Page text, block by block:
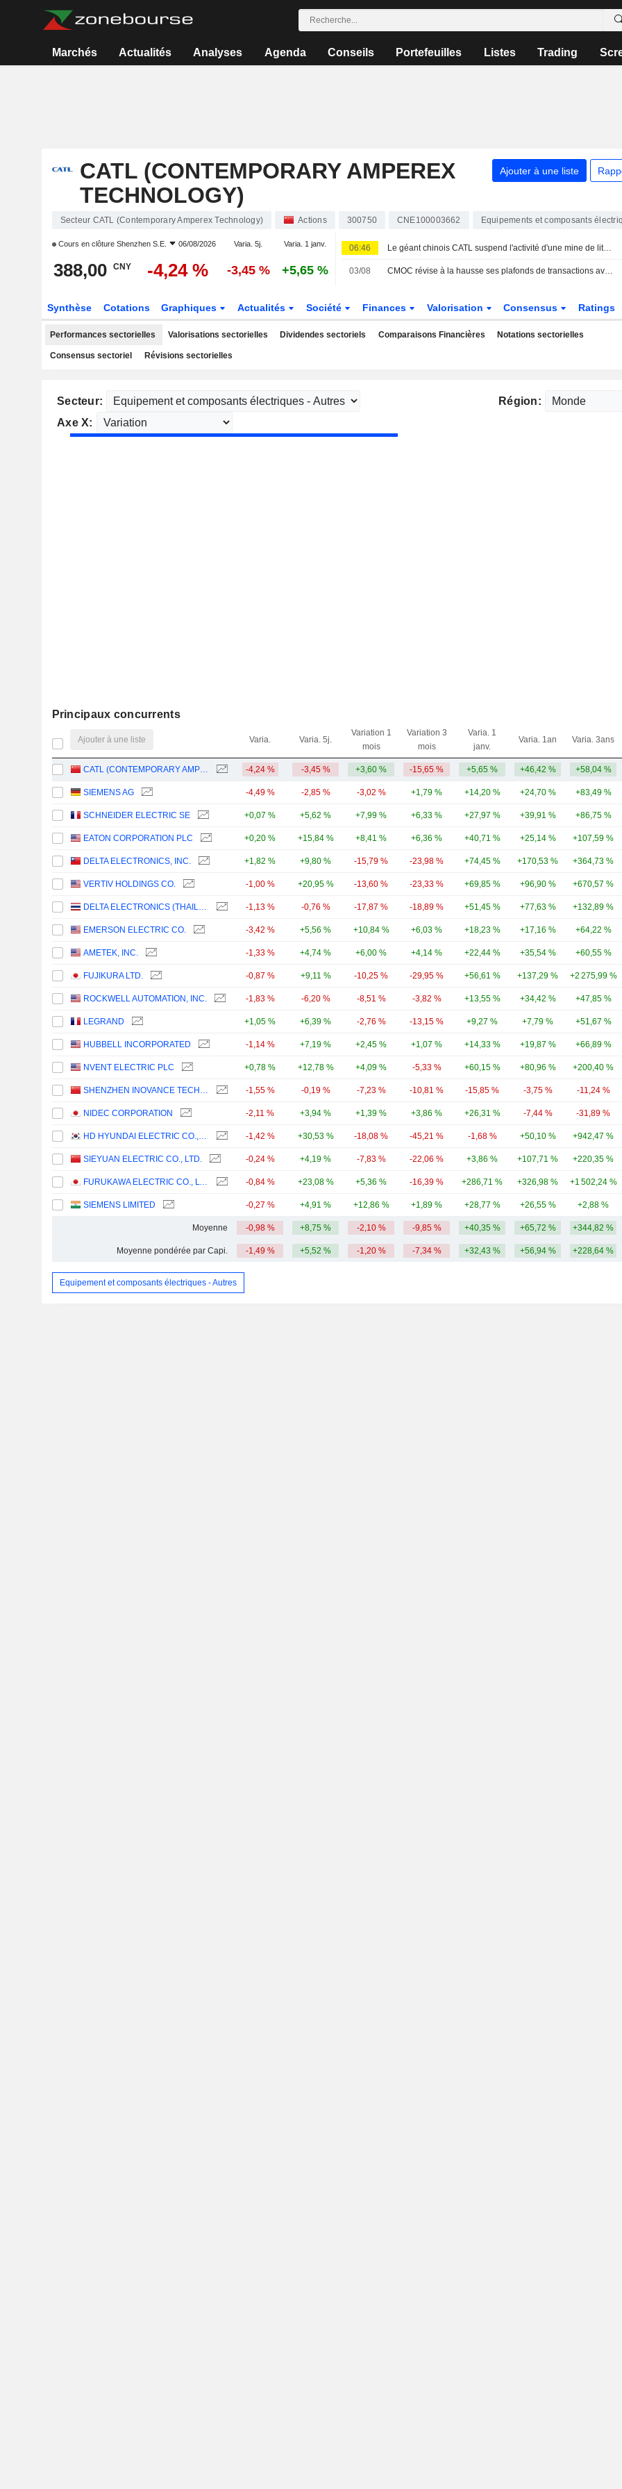
Marchés Actualités Analyses Agenda Conseils Portefeuilles Listes Trading
CATL (CONTEMPORARY AMPEREX
TECHNOLOGY)
Ajouter à une liste
Secteur CATL (Contemporary Amperex Technology) Actions 300750 CNE100003662 Equipements et composants
Cours en clôture Shenzhen S.E. 06/08/2026 Varia. 5j. Varia. 1 janv.
388,00 CNY -4,24 % -3,45 % +5,65 %
06:46 Le géant chinois CATL suspend l'activité d'une mine de lithium pour maintenance, selon les médias d'État
03/08 CMOC révise à la hausse ses plafonds de transactions avec CATL et KFM ; l'action gagne 3 %
Synthèse Cotations Graphiques Actualités Société Finances Valorisation Consensus Ratings
Performances sectorielles Valorisations sectorielles Dividendes sectoriels Comparaisons Financières Notations sectorielles
Consensus sectoriel Révisions sectorielles
Secteur:
Région:
Axe X:
Principaux concurrents
Ajouter à une liste Varia. Varia. 5j.
Variation 1
mois
Variation 3
mois
Varia. 1
janv.
Varia. 1an Varia. 3ans
CATL (CONTEMPORARY AMPEREX TECHNOLOGY) -4,24 % -3,45 % +3,60 % -15,65 % +5,65 % +46,42 % +58,04 %
SIEMENS AG -4,49 % -2,85 % -3,02 % +1,79 % +14,20 % +24,70 % +83,49 %
SCHNEIDER ELECTRIC SE +0,07 % +5,62 % +7,99 % +6,33 % +27,97 % +39,91 % +86,75 %
EATON CORPORATION PLC +0,20 % +15,84 % +8,41 % +6,36 % +40,71 % +25,14 % +107,59 %
DELTA ELECTRONICS, INC. +1,82 % +9,80 % -15,79 % -23,98 % +74,45 % +170,53 % +364,73 %
VERTIV HOLDINGS CO. -1,00 % +20,95 % -13,60 % -23,33 % +69,85 % +96,90 % +670,57 %
DELTA ELECTRONICS (THAILAND) -1,13 % -0,76 % -17,87 % -18,89 % +51,45 % +77,63 % +132,89 %
EMERSON ELECTRIC CO. -3,42 % +5,56 % +10,84 % +6,03 % +18,23 % +17,16 % +64,22 %
AMETEK, INC. -1,33 % +4,74 % +6,00 % +4,14 % +22,44 % +35,54 % +60,55 %
FUJIKURA LTD. -0,87 % +9,11 % -10,25 % -29,95 % +56,61 % +137,29 % +2 275,99 %
ROCKWELL AUTOMATION, INC. -1,83 % -6,20 % -8,51 % -3,82 % +13,55 % +34,42 % +47,85 %
LEGRAND +1,05 % +6,39 % -2,76 % -13,15 % +9,27 % +7,79 % +51,67 %
HUBBELL INCORPORATED -1,14 % +7,19 % +2,45 % +1,07 % +14,33 % +19,87 % +66,89 %
NVENT ELECTRIC PLC +0,78 % +12,78 % +4,09 % -5,33 % +60,15 % +80,96 % +200,40 %
SHENZHEN INOVANCE TECHNOLOGY CO.,LTD -1,55 % -0,19 % -7,23 % -10,81 % -15,85 % -3,75 % -11,24 %
NIDEC CORPORATION -2,11 % +3,94 % +1,39 % +3,86 % +26,31 % -7,44 % -31,89 %
HD HYUNDAI ELECTRIC CO., LTD. -1,42 % +30,53 % -18,08 % -45,21 % -1,68 % +50,10 % +942,47 %
SIEYUAN ELECTRIC CO., LTD. -0,24 % +4,19 % -7,83 % -22,06 % +3,86 % +107,71 % +220,35 %
FURUKAWA ELECTRIC CO., LTD. -0,84 % +23,08 % +5,36 % -16,39 % +286,71 % +326,98 % +1 502,24 %
SIEMENS LIMITED -0,27 % +4,91 % +12,86 % +1,89 % +28,77 % +26,55 % +2,88 %
Moyenne -0,98 % +8,75 % -2,10 % -9,85 % +40,35 % +65,72 % +344,82 %
Moyenne pondérée par Capi. -1,49 % +5,52 % -1,20 % -7,34 % +32,43 % +56,94 % +228,64 %
Equipement et composants électriques - Autres